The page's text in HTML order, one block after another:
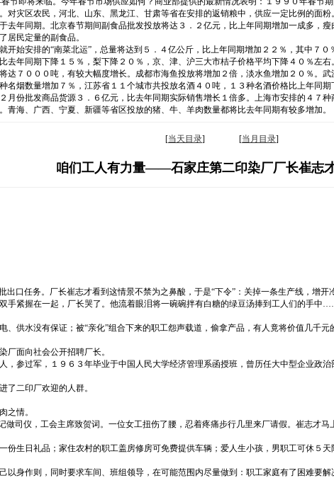
灾区农民，河北、山东、黑龙江、甘肃等省在安排的返销粮中，供应一定比例的面粉。
年同期。北京春节期间副食品批发投放将达３．２亿元，比上年同期增加一成多，
居民定量的副食品。
始安排的“南菜北运”，总量将达到５．４亿公斤，比上年同期增加２２％，其中７０
年同期下降１５％，梨下降２０％，京、津、沪三大市桔子价格平均下降４０％左右。
７０００吨，有较大幅度增长。成都市海鱼投放将增加２倍，淡水鱼增加２０％。武
烟数量增加７％，江苏省１１个城市共投放名酒４０吨，１３种名酒价格比上年同期
份批发商品货源３．６亿元，比去年同期实际销售增长１倍多。上海市安排的４７种
海、广西、宁夏、新疆等省区投放的猪、牛、羊肉数量都将比去年同期有较多增加。
[当天目录] [当月目录]
咱们工人有力量——石家庄第二印染厂厂长崔志
口任务。厂长崔志才看到这情景不禁为之鼻酸，于是“下令”：关掉一条生产线，增
手紧握在一起，厂长哭了。他流着眼泪将一碗碗拌有白糖的绿豆汤捧到工人们的手中……
、供水没有保证；被“亲化”组合下来的职工怨声载道，偷拿产品，有人竟将价值几
厂面向社会公开招聘厂长。
，参过军，１９６３年毕业于中国人民大学经济管理系函授班，曾历任大中型企业政
了二印厂欢迎的人群。
之情。
司仪，工会主席致贺词。一位女工扭伤了腰，忍着疼痛步行几里来厂请假。崔志才
份生日礼品；家住农村的职工盖房修房可免费提供车辆；爱人生小孩，男职工可休５
以身作则，同时要求车间、班组领导，在可能范围内尽量做到：职工家庭有了困难要